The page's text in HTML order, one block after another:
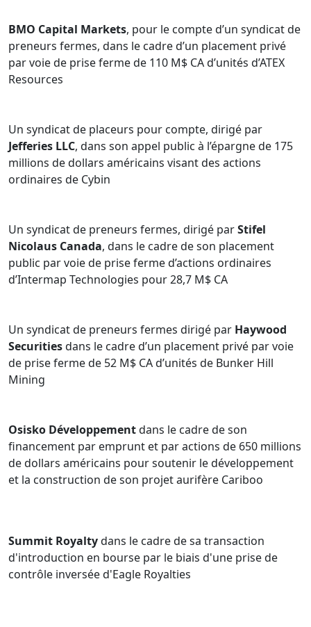
BMO Capital Markets, pour le compte d’un syndicat de
preneurs fermes, dans le cadre d’un placement privé
par voie de prise ferme de 110 M$ CA d’unités d’ATEX
Resources
Un syndicat de placeurs pour compte, dirigé par
Jefferies LLC, dans son appel public à l’épargne de 175
millions de dollars américains visant des actions
ordinaires de Cybin
Un syndicat de preneurs fermes, dirigé parStifel
Nicolaus Canada, dans le cadre de son placement
public par voie de prise ferme d’actions ordinaires
d’Intermap Technologies pour 28,7 M$ CA
Un syndicat de preneurs fermes dirigé par Haywood
Securitiesdans le cadre d’un placement privé par voie
de prise ferme de 52 M$ CA d’unités de Bunker Hill
Mining
Osisko Développementdans le cadre de son
financement par emprunt et par actions de 650 millions
de dollars américains pour soutenir le développement
et la construction de son projet aurifère Cariboo
Summit Royaltydans le cadre de sa transaction
d'introduction en bourse par le biais d'une prise de
contrôle inversée d'Eagle Royalties